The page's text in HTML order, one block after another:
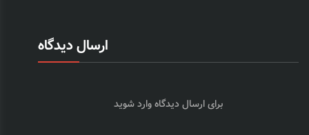
ارسال دیدگاه
برای ارسال دیدگاهوارد شوید